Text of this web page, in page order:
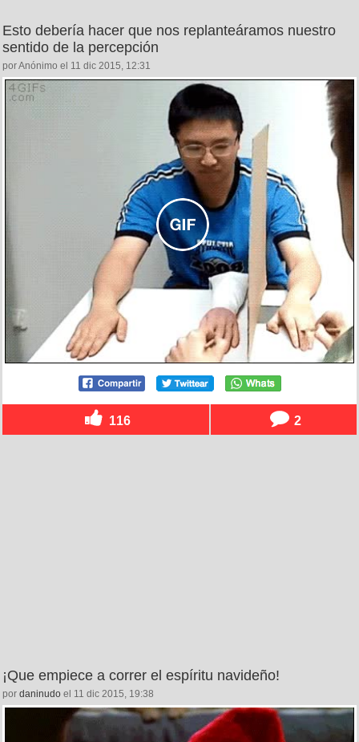
Esto debería hacer que nos replanteáramos nuestro
sentido de la percepción
por Anónimo el 11 dic 2015, 12:31
116 2
¡Que empiece a correr el espíritu navideño!
por daninudo el 11 dic 2015, 19:38